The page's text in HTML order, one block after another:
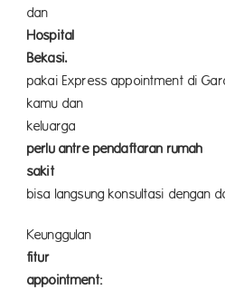
Hospital
pakai Express appointment di
kamu dan
perlu antre pendaftaran rumah
sakit
bisa langsung konsultasi dengan
Keunggulan
appointment: